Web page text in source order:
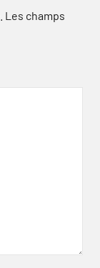
Les champs